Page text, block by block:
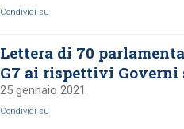
Condividi su
Lettera di 70
G7 ai rispettivi Governi
25 gennaio 2021
Condividi su